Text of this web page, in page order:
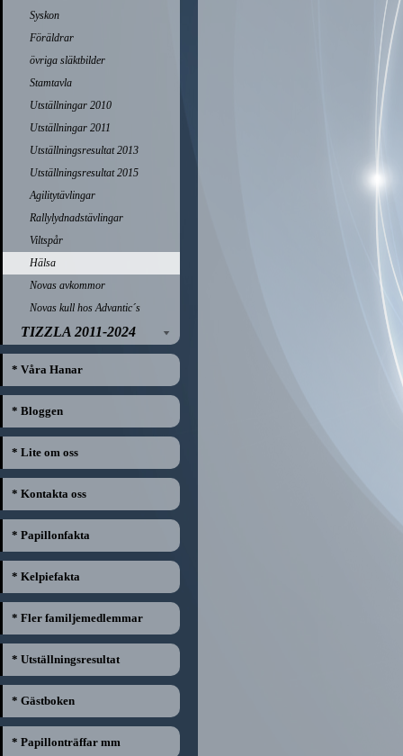
Syskon
Föräldrar
övriga släktbilder
Stamtavla
Utställningar 2010
Utställningar 2011
Utställningsresultat 2013
Utställningsresultat 2015
Agilitytävlingar
Rallylydnadstävlingar
Viltspår
Hälsa
Novas avkommor
Novas kull hos Advantic´s
TIZZLA 2011-2024
* Våra Hanar
* Bloggen
* Lite om oss
* Kontakta oss
* Papillonfakta
* Kelpiefakta
* Fler familjemedlemmar
* Utställningsresultat
* Gästboken
* Papillonträffar mm